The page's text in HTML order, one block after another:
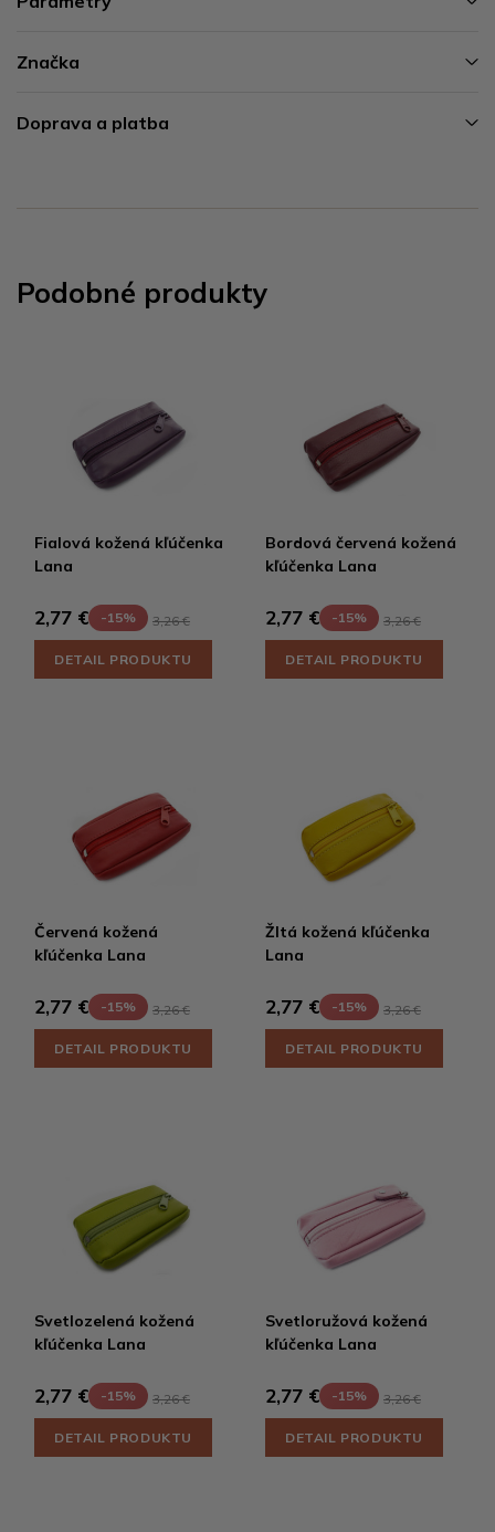
Značka
Doprava a platba
Podobné produkty
Fialová kožená kľúčenka
Lana
2,77 € -15% 3,26 €
DETAIL PRODUKTU
Bordová červená kožená
kľúčenka Lana
2,77 € -15% 3,26 €
DETAIL PRODUKTU
Červená kožená
kľúčenka Lana
2,77 € -15% 3,26 €
DETAIL PRODUKTU
Žltá kožená kľúčenka
Lana
2,77 € -15% 3,26 €
DETAIL PRODUKTU
Svetlozelená kožená
kľúčenka Lana
2,77 € -15% 3,26 €
DETAIL PRODUKTU
Svetloružová kožená
kľúčenka Lana
2,77 € -15% 3,26 €
DETAIL PRODUKTU